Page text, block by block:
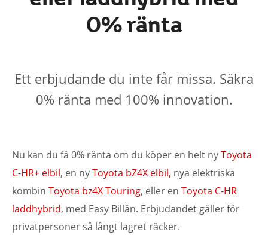
0% ränta
Ett erbjudande du inte får missa. Säkra
0% ränta med 100% innovation.
Nu kan du få 0% ränta om du köper en helt nyToyota
C-HR+ elbil, en nyToyota bZ4X elbil, nya elektriska
kombin Toyota bz4X Touring, eller en Toyota C-HR
laddhybrid, med Easy Billån. Erbjudandet gäller för
privatpersoner så långt lagret räcker.